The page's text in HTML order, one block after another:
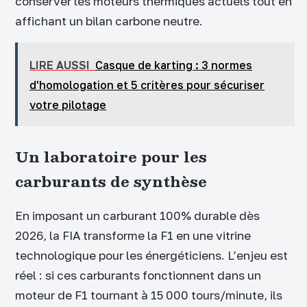
affichant un bilan carbone neutre.
LIRE AUSSI Casque de karting : 3 normes
d'homologation et 5 critères pour sécuriser
votre pilotage
Un laboratoire pour les
carburants de synthèse
En imposant un carburant 100% durable dès
2026, la FIA transforme la F1 en une vitrine
technologique pour les énergéticiens. L’enjeu est
réel : si ces carburants fonctionnent dans un
moteur de F1 tournant à 15 000 tours/minute, ils